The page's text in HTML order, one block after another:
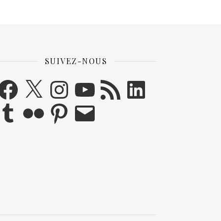
SUIVEZ-NOUS
Facebook
X InstagramYouTubeFlux RSSLinkedIn
Tumblr PinterestE-mail